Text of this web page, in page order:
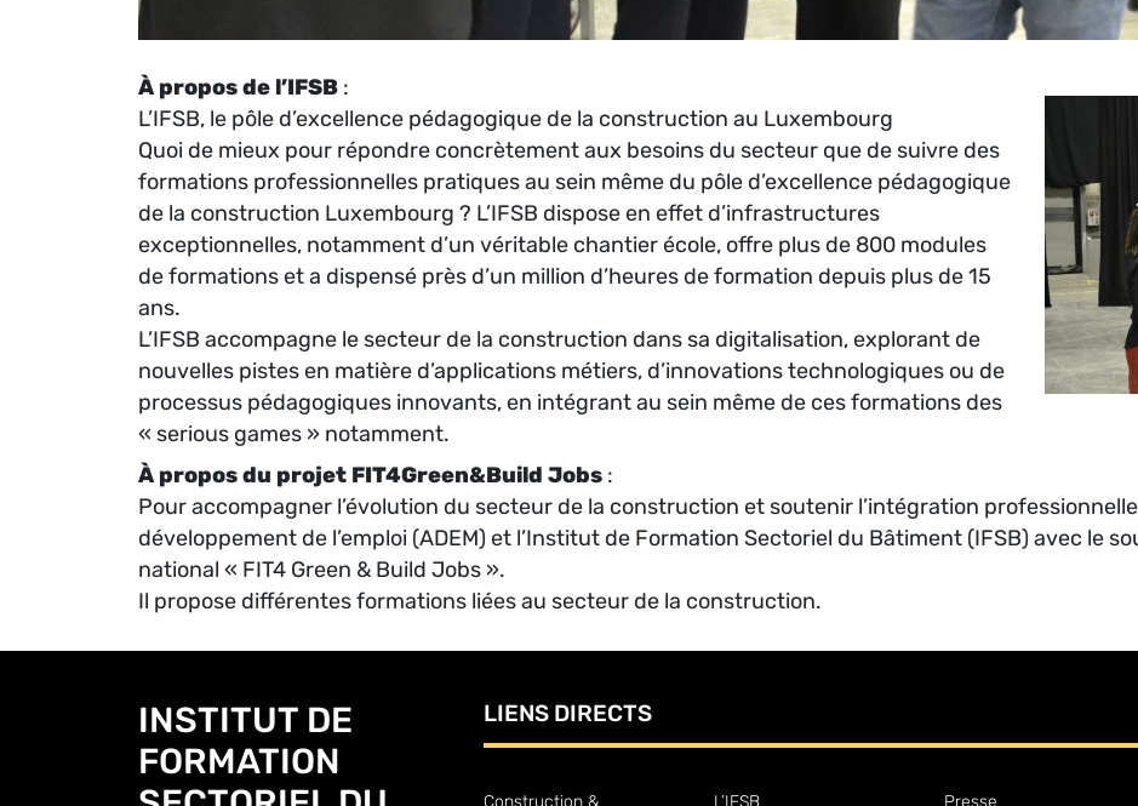
À propos de l’IFSB :
L’IFSB, le pôle d’excellence pédagogique de la construction au Luxembourg
Quoi de mieux pour répondre concrètement aux besoins du secteur que de suivre des
formations professionnelles pratiques au sein même du pôle d’excellence pédagogique
de la construction Luxembourg ? L’IFSB dispose en effet d’infrastructures
exceptionnelles, notamment d’un véritable chantier école, offre plus de 800 modules
de formations et a dispensé près d’un million d’heures de formation depuis plus de 15
ans.
L’IFSB accompagne le secteur de la construction dans sa digitalisation, explorant de
nouvelles pistes en matière d’applications métiers, d’innovations technologiques ou de
processus pédagogiques innovants, en intégrant au sein même de ces formations des
« serious games » notamment.
À propos du projet FIT4Green&Build Jobs :
Pour accompagner l’évolution du secteur de la construction et soutenir l’intégration
développement de l’emploi (ADEM) et l’Institut de Formation Sectoriel du Bâtiment (IFSB) avec le
national « FIT4 Green & Build Jobs ».
Il propose différentes formations liées au secteur de la construction.
INSTITUT DE
FORMATION
LIENS DIRECTS
Construction & L’IFSB Presse